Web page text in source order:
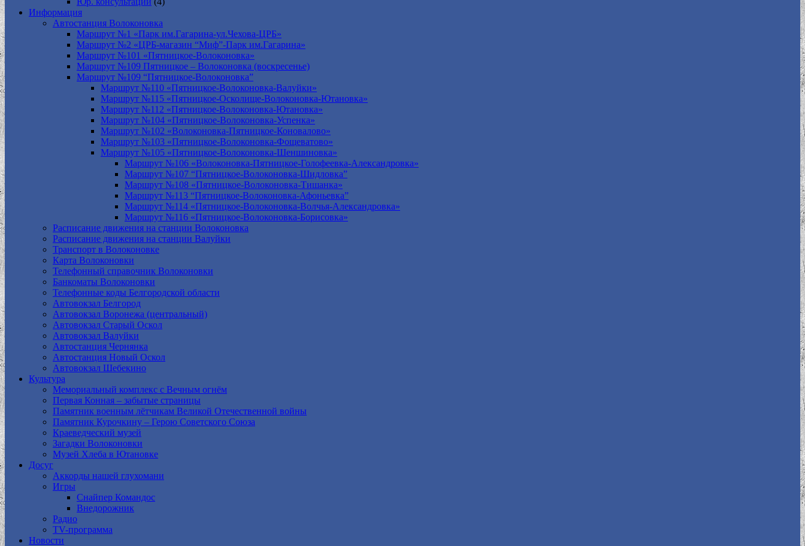
Информация
Автостанция Волоконовка
Маршрут №1 «Парк им.Гагарина-ул.Чехова-ЦРБ»
Маршрут №2 «ЦРБ-магазин “Миф”-Парк им.Гагарина»
Маршрут №101 «Пятницкое-Волоконовка»
Маршрут №109 Пятницкое – Волоконовка (воскресенье)
Маршрут №109 “Пятницкое-Волоконовка”
Маршрут №110 «Пятницкое-Волоконовка-Валуйки»
Маршрут №115 «Пятницкое-Осколище-Волоконовка-Ютановка»
Маршрут №112 «Пятницкое-Волоконовка-Ютановка»
Маршрут №104 «Пятницкое-Волоконовка-Успенка»
Маршрут №102 «Волоконовка-Пятницкое-Коновалово»
Маршрут №103 «Пятницкое-Волоконовка-Фощеватово»
Маршрут №105 «Пятницкое-Волоконовка-Шеншиновка»
Маршрут №106 «Волоконовка-Пятницкое-Голофеевка-Александровка»
Маршрут №107 “Пятницкое-Волоконовка-Шидловка”
Маршрут №108 «Пятницкое-Волоконовка-Тишанка»
Маршрут №113 “Пятницкое-Волоконовка-Афоньевка”
Маршрут №114 «Пятницкое-Волоконовка-Волчья-Александровка»
Маршрут №116 «Пятницкое-Волоконовка-Борисовка»
Расписание движения на станции Волоконовка
Расписание движения на станции Валуйки
Транспорт в Волоконовке
Карта Волоконовки
Телефонный справочник Волоконовки
Банкоматы Волоконовки
Телефонные коды Белгородской области
Автовокзал Белгород
Автовокзал Воронежа (центральный)
Автовокзал Старый Оскол
Автовокзал Валуйки
Автостанция Чернянка
Автостанция Новый Оскол
Автовокзал Шебекино
Культура
Мемориальный комплекс с Вечным огнём
Первая Конная – забытые страницы
Памятник военным лётчикам Великой Отечественной войны
Памятник Курочкину – Герою Советского Союза
Краеведческий музей
Загадки Волоконовки
Музей Хлеба в Ютановке
Досуг
Аккорды нашей глухомани
Игры
Снайпер Командос
Внедорожник
Радио
TV-программа
Новости